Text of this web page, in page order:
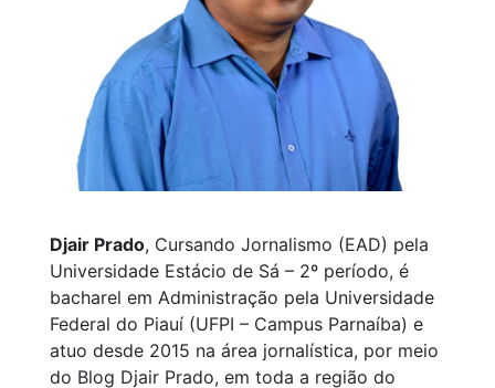
Djair Prado, Cursando Jornalismo (EAD) pela
Universidade Estácio de Sá – 2º período, é
bacharel em Administração pela Universidade
Federal do Piauí (UFPI – Campus Parnaíba) e
atuo desde 2015 na área jornalística, por meio
do Blog Djair Prado, em toda a região do